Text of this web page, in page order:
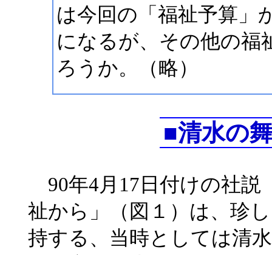
は今回の「福祉予算」
になるが、その他の福
ろうか。（略）
■清水の
90年4月17日付けの社説
祉から」（図１）は、珍
持する、当時としては清